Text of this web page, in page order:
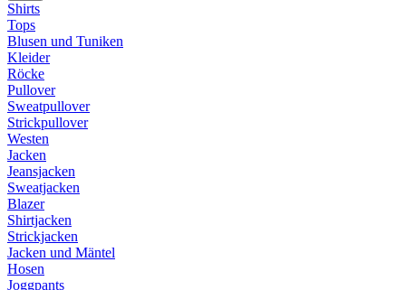
Shirts
Tops
Blusen und Tuniken
Kleider
Röcke
Pullover
Sweatpullover
Strickpullover
Westen
Jacken
Jeansjacken
Sweatjacken
Blazer
Shirtjacken
Strickjacken
Jacken und Mäntel
Hosen
Joggpants